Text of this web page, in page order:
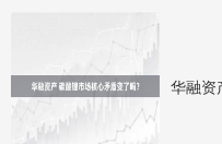
华融资